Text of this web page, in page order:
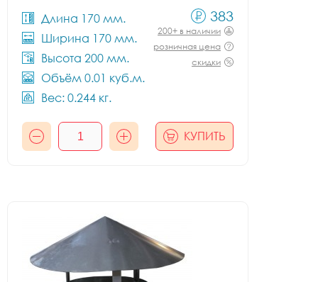
Длина 170 мм.
Ширина 170 мм.
Высота 200 мм.
Объём 0.01 куб.м.
Вес: 0.244 кг.
383
200+ в наличии
розничная цена
скидки
КУПИТЬ